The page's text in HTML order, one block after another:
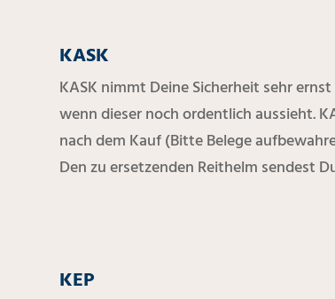
KASK
KASK nimmt Deine Sicherheit sehr
wenn dieser noch ordentlich aussieht.
nach dem Kauf (Bitte Belege
Den zu ersetzenden Reithelm sendest
KEP